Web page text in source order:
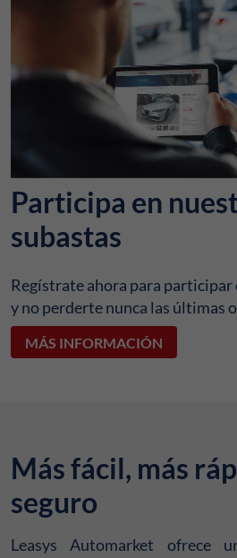
Participa en
subastas
Regístrate ahora para participar
y no perderte nunca las últimas
MÁS INFORMACIÓN
Más fácil, más
seguro
Leasys Automarket ofrece